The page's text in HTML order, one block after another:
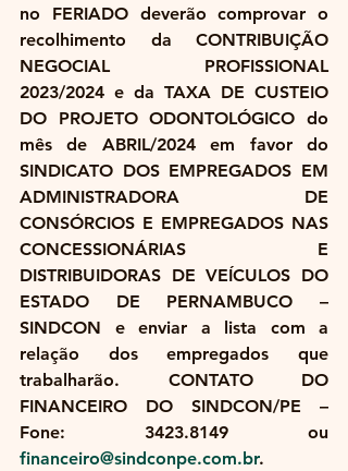
no FERIADO deverão comprovar o
recolhimento da CONTRIBUIÇÃO
NEGOCIAL PROFISSIONAL
2023/2024 e da TAXA DE CUSTEIO
DO PROJETO ODONTOLÓGICO do
mês de ABRIL/2024 em favor do
SINDICATO DOS EMPREGADOS EM
ADMINISTRADORA DE
CONSÓRCIOS E EMPREGADOS NAS
CONCESSIONÁRIAS E
DISTRIBUIDORAS DE VEÍCULOS DO
ESTADO DE PERNAMBUCO –
SINDCON e enviar a lista com a
relação dos empregados que
trabalharão. CONTATO DO
FINANCEIRO DO SINDCON/PE –
financeiro@sindconpe.com.br.